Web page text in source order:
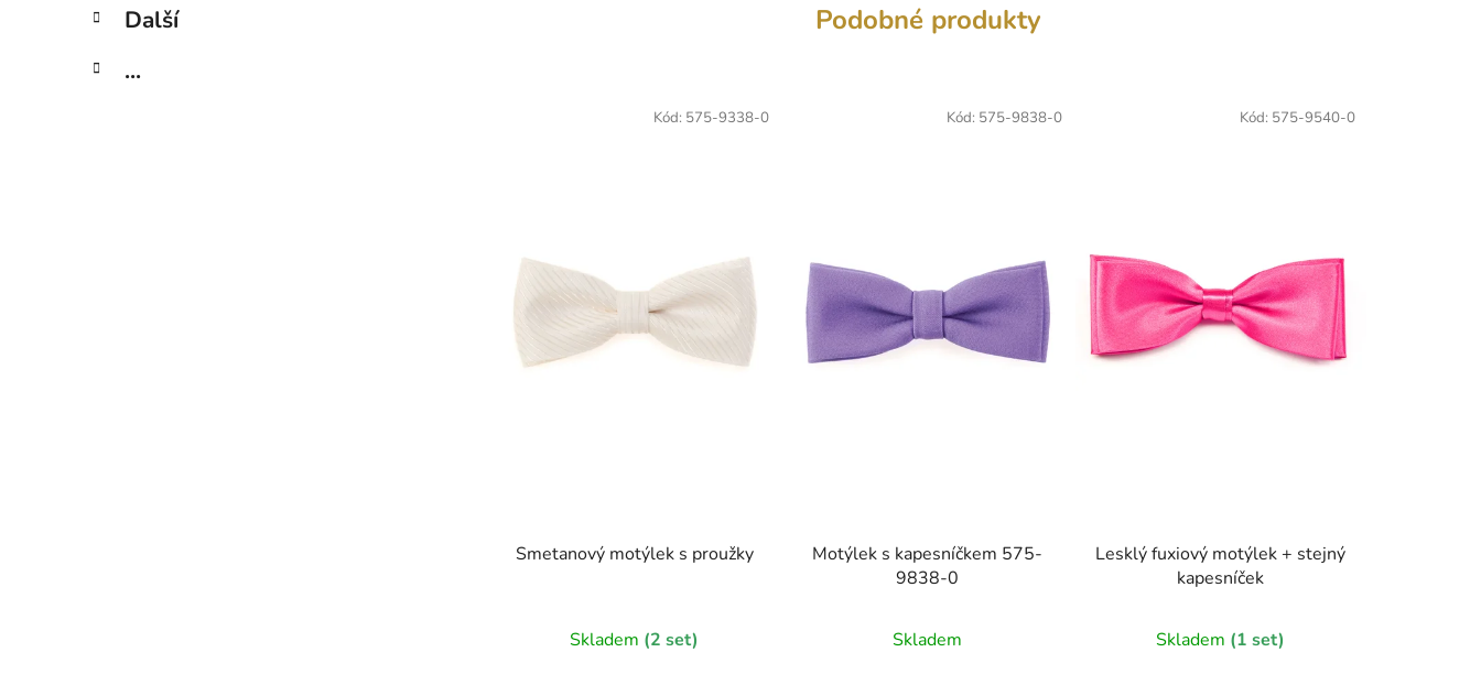
Další
...
Podobné produkty
Smetanový motýlek s proužky
Skladem (2 set)
Kód: 575-9338-0
Motýlek s kapesníčkem 575-
9838-0
Skladem
Kód: 575-9838-0
Lesklý fuxiový motýlek + stejný
kapesníček
Skladem (1 set)
Kód: 575-9540-0